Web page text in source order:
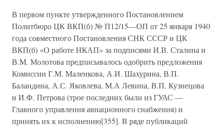
В первом пункте утвержденного Постановлением
Политбюро ЦК ВКП(б) № П12/15—ОП от 25 января 1940
года совместного Постановления СНК СССР и ЦК
ВКП(б) «О работе НКАП» за подписями И.В. Сталина и
В.М. Молотова предписывалось одобрить предложения
Комиссии Г.М. Маленкова, А.И. Шахурина, В.П.
Баландина, А.С. Яковлева, М.А Левина, В.П. Кузнецова
и И.Ф. Петрова (трое последних были из ГУАС —
Главного управления авиационного снабжения) и
принять их к исполнению[355]. В ряде публикаций